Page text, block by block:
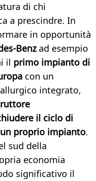
di chi
a prescindre. In
in opportunità
Benzad esempio
il primo impianto di
con un
integrato,
il ciclo di
proprio impianto.
sud della
economia
significativo il